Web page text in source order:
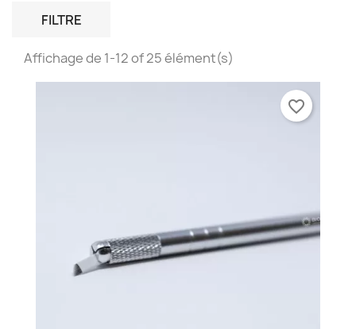
FILTRE
Affichage de 1-12 of 25 élément(s)
favorite_border